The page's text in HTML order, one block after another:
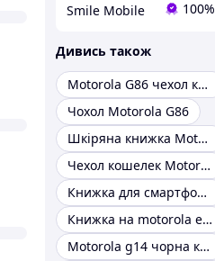
Smile Mobile 100%
Дивись також
Motorola G86 чехол книга
Чохол Motorola G86
Шкіряна книжка Motorola G84
Чехол кошелек Motorola G86 Power
Книжка для смартфона Motorola G15 Power
Книжка на motorola e13
Motorola g14 чорна книжка